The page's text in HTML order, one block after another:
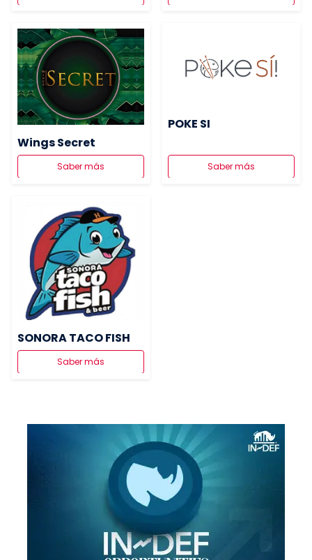
Wings Secret
Saber más
POKE SI
Saber más
SONORA TACO FISH
Saber más